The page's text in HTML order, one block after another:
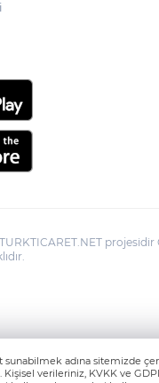
sunabilmek adına sitemizde
Kişisel verileriniz, KVKK ve